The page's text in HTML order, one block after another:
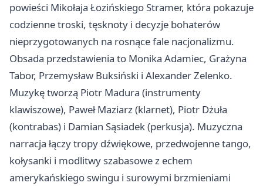
powieści Mikołaja Łozińskiego Stramer, która pokazuje
codzienne troski, tęsknoty i decyzje bohaterów
nieprzygotowanych na rosnące fale nacjonalizmu.
Obsada przedstawienia to Monika Adamiec, Grażyna
Tabor, Przemysław Buksiński i Alexander Zelenko.
Muzykę tworzą Piotr Madura (instrumenty
klawiszowe), Paweł Maziarz (klarnet), Piotr Dżuła
(kontrabas) i Damian Sąsiadek (perkusja). Muzyczna
narracja łączy tropy dźwiękowe, przedwojenne tango,
kołysanki i modlitwy szabasowe z echem
amerykańskiego swingu i surowymi brzmieniami